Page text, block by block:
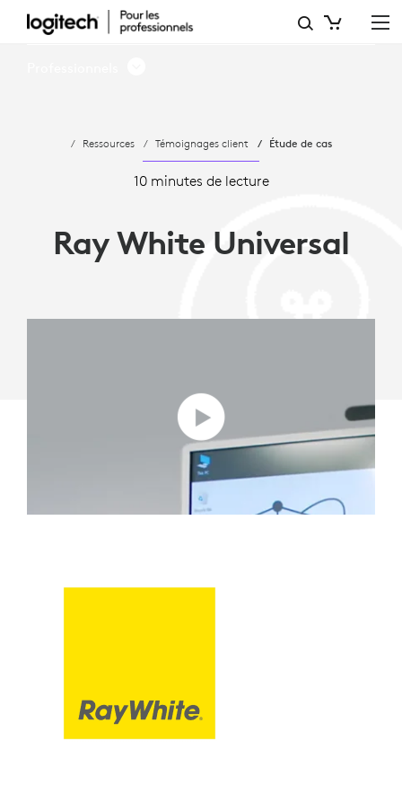
RAY
POUR
RÉUSSIR
L'IMMOBILIER
Ressources Témoignages client Étude de cas
10 minutes de lecture
Ray White Universal